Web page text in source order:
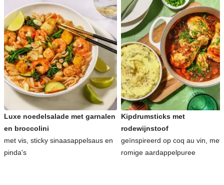
Luxe noedelsalade met garnalen
en broccolini
met vis, sticky sinaasappelsaus en
pinda's
Kipdrumsticks met
rodewijnstoof
geïnspireerd op coq au vin, met
romige aardappelpuree